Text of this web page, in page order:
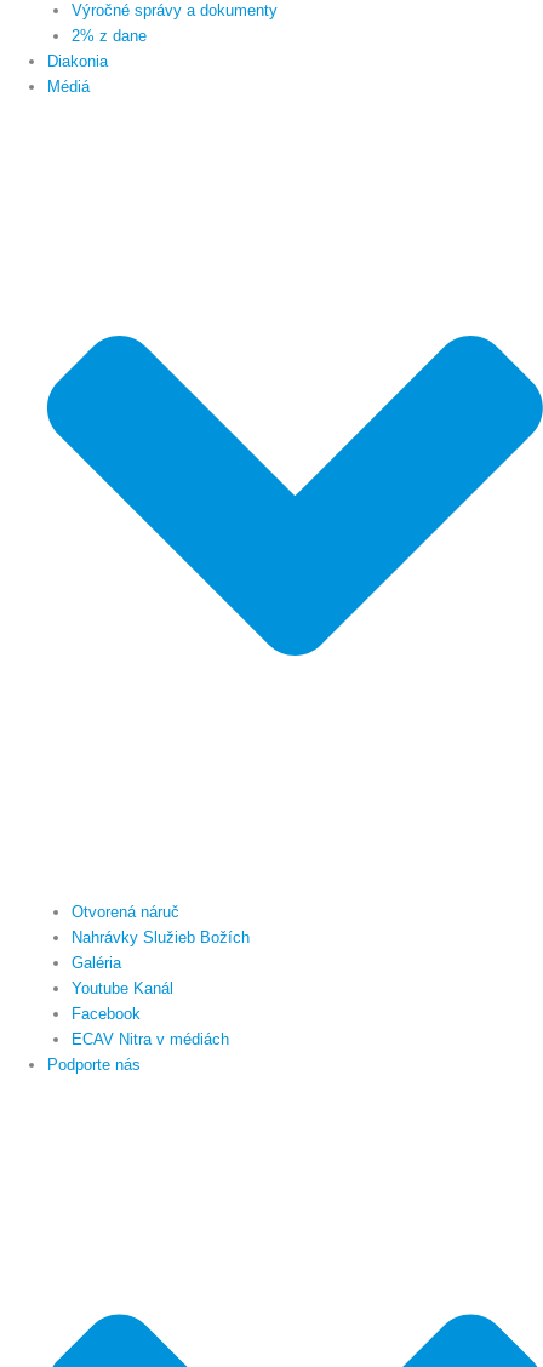
Výročné správy a dokumenty
2% z dane
Diakonia
Médiá
Otvorená náruč
Nahrávky Služieb Božích
Galéria
Youtube Kanál
Facebook
ECAV Nitra v médiách
Podporte nás